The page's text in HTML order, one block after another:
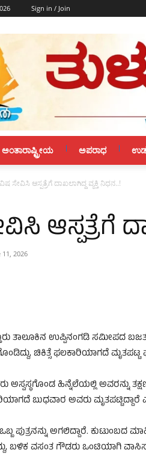
Sign in / Join
ಅಂತಾರಾಷ್ಟ್ರೀಯ ಅಪರಾಧ
ವಿಷ ಸೇವಿಸಿ ಆಸ್ಪತ್ರೆಗೆ ದಾಖಲಾಗಿದ್ದ ವ್ಯಕ್ತಿ ನಿಧನ..!
ಆಸ್ಪತ್ರೆಗೆ
11, 2026
ತಾಲೂಕಿನ ಉಪ್ಪಿನಂಗಡಿ ಸಮೀಪದ
ಚಿಕಿತ್ಸೆ ಫಲಕಾರಿಯಾಗದೆ
ಹಿನ್ನೆಲೆಯಲ್ಲಿ ಅವರನ್ನು
ಬುಧವಾರ ಅವರು ಮೃತಪಟ್ಟಿದ್ದಾರೆ
ಪುತ್ರನನ್ನು ಅಗಲಿದ್ದಾರೆ. ಕುಟುಂಬದ
ಬಳಿಕ ವಸಂತ ಗೌಡರು ಒಂಟಿಯಾಗಿ